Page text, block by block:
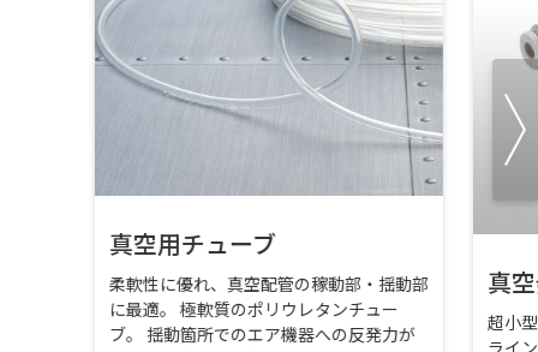
真空用チューブ
柔軟性に優れ、真空配管の稼動部・揺動部
に最適。 極軟質のポリウレタンチュー
ブ。 揺動箇所でのエア機器への反発力が
真
超小
ライ